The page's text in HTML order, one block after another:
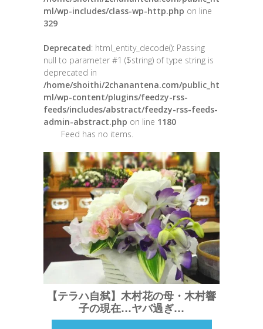
ml/wp-includes/class-wp-http.php on line
329
Deprecated: html_entity_decode(): Passing
null to parameter #1 ($string) of type string is
deprecated in
/home/shoithi/2chanantena.com/public_ht
ml/wp-content/plugins/feedzy-rss-
feeds/includes/abstract/feedzy-rss-feeds-
admin-abstract.php on line 1180
Feed has no items.
【テラハ自弑】木村花の母・木村響
子の現在…ヤバ過ぎ…